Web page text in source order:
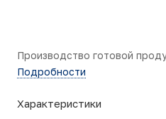
Производство готовой
Подробности
Характеристики